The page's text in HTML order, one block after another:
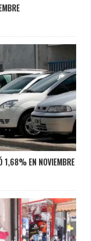
1,68% EN NOVIEMBRE